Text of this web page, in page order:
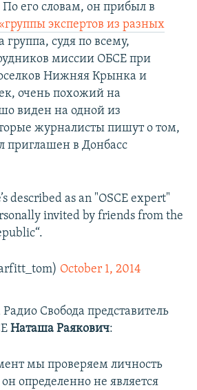
его словам, он прибыл в
экспертов из разных
группа, судя по всему,
миссии ОБСЕ при
Нижняя Крынка и
очень похожий на
виден на одной из
журналисты пишут о том,
приглашен в Донбасс
described as an "OSCE expert"
invited by friends from the
October 1, 2014
Радио Свобода представитель
Наташа Раякович:
мы проверяем личность
определенно не является